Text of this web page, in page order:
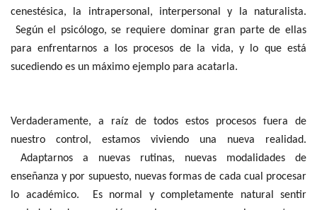
cenestésica, la intrapersonal, interpersonal y la naturalista.
Según el psicólogo, se requiere dominar gran parte de ellas
para enfrentarnos a los procesos de la vida, y lo que está
sucediendo es un máximo ejemplo para acatarla.
Verdaderamente, a raíz de todos estos procesos fuera de
nuestro control, estamos viviendo una nueva realidad.
Adaptarnos a nuevas rutinas, nuevas modalidades de
enseñanza y por supuesto, nuevas formas de cada cual procesar
lo académico. Es normal y completamente natural sentir